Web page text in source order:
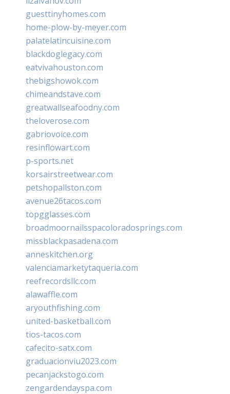
guesttinyhomes.com
home-plow-by-meyer.com
palatelatincuisine.com
blackdoglegacy.com
eatvivahouston.com
thebigshowok.com
chimeandstave.com
greatwallseafoodny.com
theloverose.com
gabriovoice.com
resinflowart.com
p-sports.net
korsairstreetwear.com
petshopallston.com
avenue26tacos.com
topgglasses.com
broadmoornailsspacoloradosprings.com
missblackpasadena.com
anneskitchen.org
valenciamarketytaqueria.com
reefrecordsllc.com
alawaffle.com
aryouthfishing.com
united-basketball.com
tios-tacos.com
cafecito-satx.com
graduacionviu2023.com
pecanjackstogo.com
zengardendayspa.com